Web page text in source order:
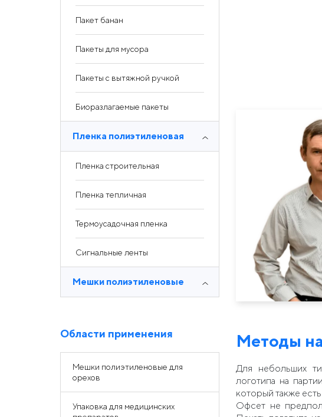
Пакет банан
Пакеты для мусора
Пакеты с вытяжной ручкой
Биоразлагаемые пакеты
Пленка полиэтиленовая
Пленка строительная
Пленка тепличная
Термоусадочная пленка
Сигнальные ленты
Мешки полиэтиленовые
Области применения
Мешки полиэтиленовые для
орехов
Упаковка для медицинских
Методы
Для небольших
логотипа на
который также
Офсет не